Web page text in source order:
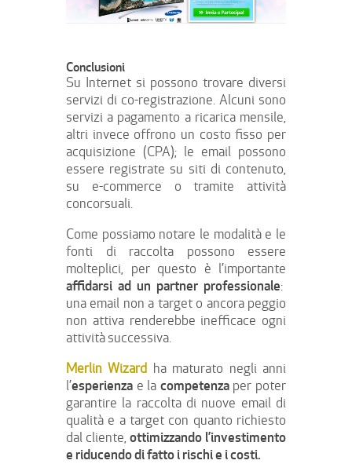
Conclusioni
Su Internet si possono trovare diversi
servizi di co-registrazione. Alcuni sono
servizi a pagamento a ricarica mensile,
altri invece offrono un costo fisso per
acquisizione (CPA); le email possono
essere registrate su siti di contenuto,
su e-commerce o tramite attività
concorsuali.
Come possiamo notare le modalità e le
fonti di raccolta possono essere
molteplici, per questo è l’importante
affidarsi ad un partner professionale:
una email non a target o ancora peggio
non attiva renderebbe inefficace ogni
attività successiva.
Merlin Wizard ha maturato negli anni
l’esperienza e la competenzaper poter
garantire la raccolta di nuove email di
qualità e a target con quanto richiesto
dal cliente,ottimizzando l’investimento
e riducendo di fatto i rischi e i costi.